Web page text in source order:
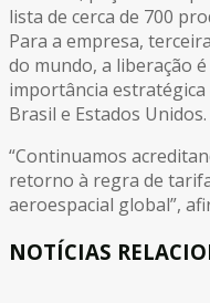
lista de cerca de 700
Para a empresa,
do mundo, a liberação
importância estratégica
Brasil e Estados Unidos.
“Continuamos
retorno à regra de
aeroespacial global”,
NOTÍCIAS